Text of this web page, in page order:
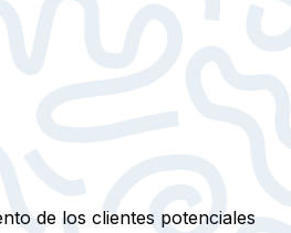
de los clientes potenciales